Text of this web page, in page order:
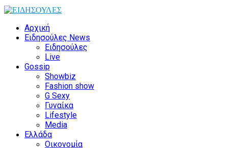
Αρχική
Ειδησούλες News
Ειδησούλες
Live
Gossip
Showbiz
Fashion show
G Sexy
Γυναίκα
Lifestyle
Media
Ελλάδα
Οικονομία